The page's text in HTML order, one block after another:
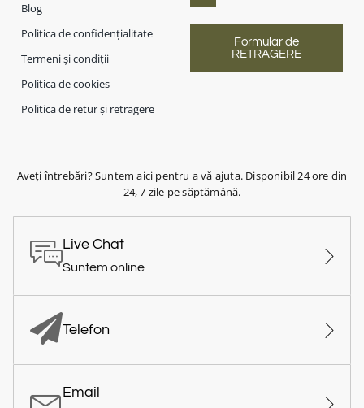
Blog
Politica de confidențialitate
Termeni și condiții
Politica de cookies
Politica de retur și retragere
Formular de
RETRAGERE
Aveți întrebări? Suntem aici pentru a vă ajuta. Disponibil 24 ore din
24, 7 zile pe săptămână.
Live Chat
Suntem online
Telefon
Email